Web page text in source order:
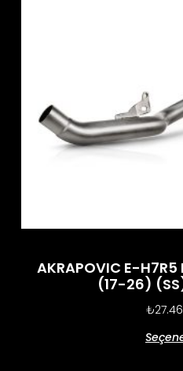
AKRAPOVIC E-
(17-26)
₺